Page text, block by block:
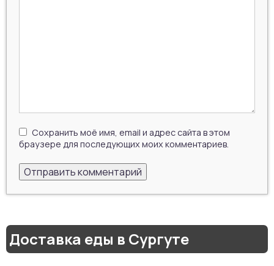
Сохранить моё имя, email и адрес сайта в этом
браузере для последующих моих комментариев.
Доставка еды в Сургуте